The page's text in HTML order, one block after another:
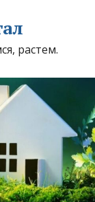
растем.